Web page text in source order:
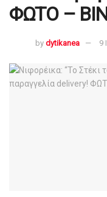
ΦΩΤΟ –
by dytikanea 9